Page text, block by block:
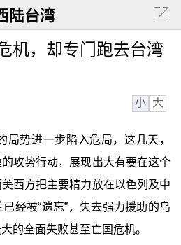
陆台湾
机，却专门跑去台湾
小 大
局势进一步陷入危局，这几天，
攻势行动，展现出大有要在这个
西方把主要精力放在以色列及中
经被“遗忘”，失去强力援助的乌
的全面失败甚至亡国危机。